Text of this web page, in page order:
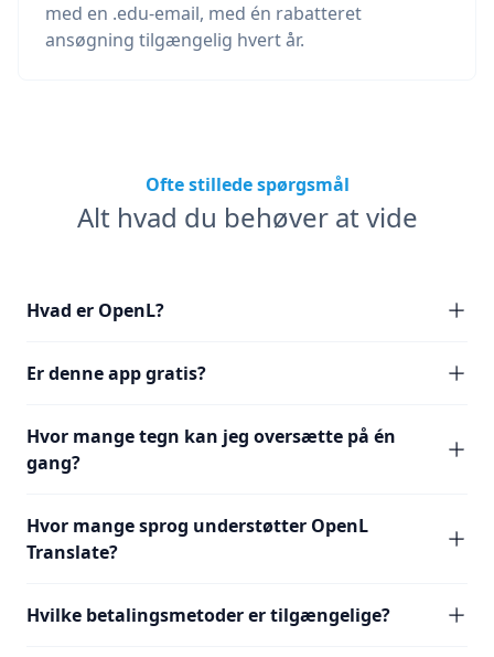
med en .edu-email, med én rabatteret
ansøgning tilgængelig hvert år.
Ofte stillede spørgsmål
Alt hvad du behøver at vide
Hvad er OpenL?
Er denne app gratis?
Hvor mange tegn kan jeg oversætte på én
gang?
Hvor mange sprog understøtter OpenL
Translate?
Hvilke betalingsmetoder er tilgængelige?